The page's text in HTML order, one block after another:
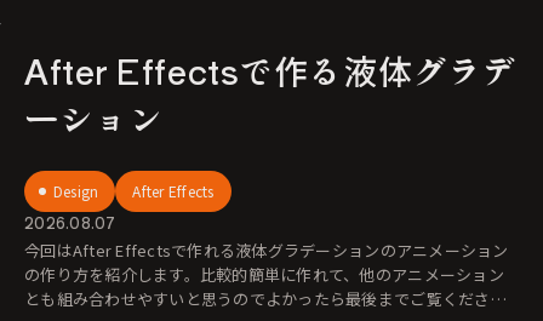
After Effectsで作る液体グラデ
ーション
Design After Effects
2026.08.07
今回はAfter Effectsで作れる液体グラデーションのアニメーション
の作り方を紹介します。比較的簡単に作れて、他のアニメーション
とも組み合わせやすいと思うのでよかったら最後までご覧くださ